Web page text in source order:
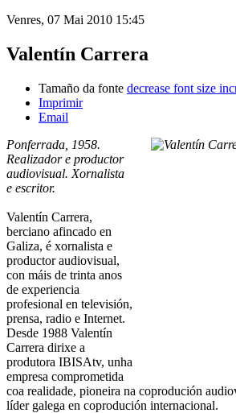
Venres, 07 Mai 2010 15:45
Valentín Carrera
Tamaño da fonte decrease font size
Imprimir
Email
Ponferrada, 1958.
Realizador e productor
audiovisual. Xornalista
e escritor.
Valentín Carrera,
berciano afincado en
Galiza, é xornalista e
productor audiovisual,
con máis de trinta anos
de experiencia
profesional en televisión,
prensa, radio e Internet.
Desde 1988 Valentín
Carrera dirixe a
produtora IBISAtv, unha
empresa comprometida
coa realidade, pioneira na coprodución
líder galega en coprodución internacional.